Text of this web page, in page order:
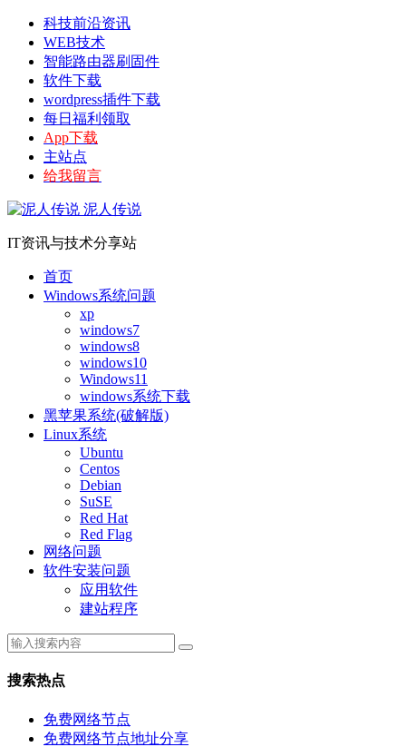
科技前沿资讯
WEB技术
智能路由器刷固件
软件下载
wordpress插件下载
每日福利领取
App下载
主站点
给我留言
泥人传说
IT资讯与技术分享站
首页
Windows系统问题
xp
windows7
windows8
windows10
Windows11
windows系统下载
黑苹果系统(破解版)
Linux系统
Ubuntu
Centos
Debian
SuSE
Red Hat
Red Flag
网络问题
软件安装问题
应用软件
建站程序
搜索热点
免费网络节点
免费网络节点地址分享